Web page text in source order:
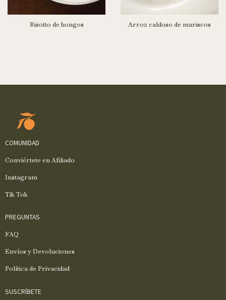
Risotto de hongos Arroz caldoso de mariscos
COMUNIDAD
Conviértete en Afiliado
Instagram
Tik Tok
PREGUNTAS
FAQ
Envíos y Devoluciones
Política de Privacidad
SUSCRÍBETE